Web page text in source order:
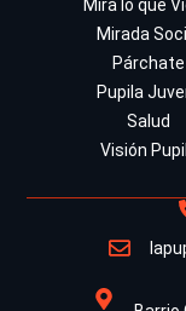
Mirá lo que
Mirada
Párchate
Pupila
Salud
Visión